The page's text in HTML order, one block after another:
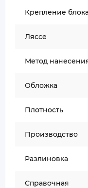
Крепление
Ляссе
Метод
Обложка
Плотность
Производство
Разлиновка
Справочная